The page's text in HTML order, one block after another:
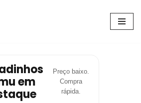
em
Preço baixo.
Compra
rápida.